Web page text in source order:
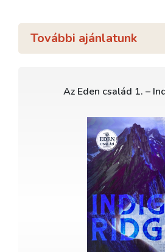
További ajánlatunk
Az Eden család 1. –